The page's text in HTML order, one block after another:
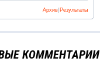
Результаты
Архив
КОММЕНТАРИИ